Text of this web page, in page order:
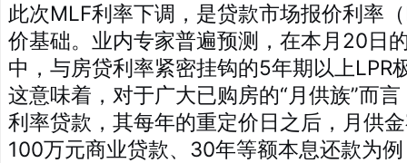
此次MLF利率下调，是贷款市场报价利率
价基础。业内专家普遍预测，在本月20日
中，与房贷利率紧密挂钩的5年期以上LPR
这意味着，对于广大已购房的“月供族”而
利率贷款，其每年的重定价日之后，月供
100万元商业贷款、30年等额本息还款为